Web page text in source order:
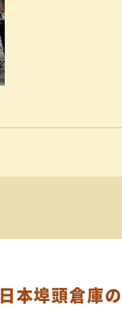
日本埠頭倉庫の